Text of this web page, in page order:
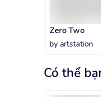
Zero Two
by artstation
Có thể